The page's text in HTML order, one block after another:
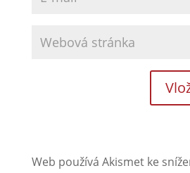
Web používá Akismet ke